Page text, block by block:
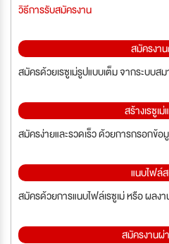
วิธีการรับสมัครงาน
สมัครงา
สมัครด้วยเรซูเม่รูปแบบเต็ม จากระบบส
สร้างเรซูเ
สมัครง่ายและรวดเร็ว ด้วยการกรอกข้อ
แนบไฟล์
สมัครด้วยการแนบไฟล์เรซูเม่ หรือ ผลง
สมัครงานผ่